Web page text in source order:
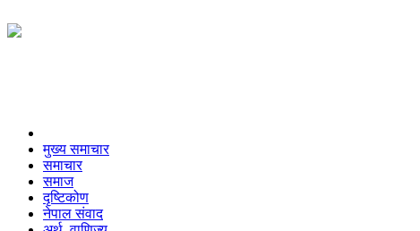
मुख्य समाचार
समाचार
समाज
दृष्टिकोण
नेपाल संवाद